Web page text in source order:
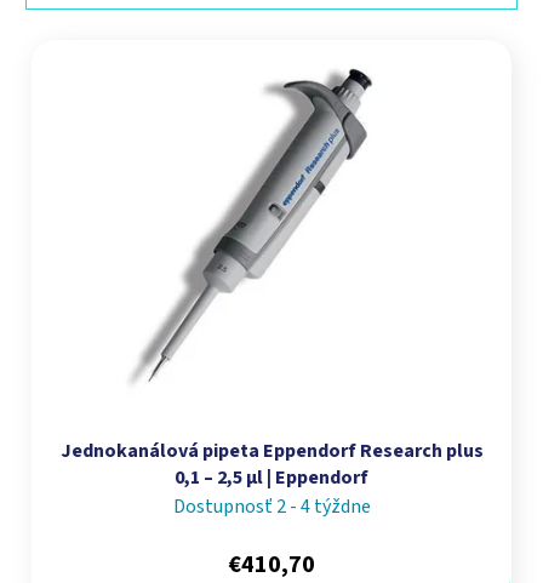
Jednokanálová pipeta Eppendorf Research plus
0,1 – 2,5 µl | Eppendorf
Dostupnosť 2 - 4 týždne
€410,70